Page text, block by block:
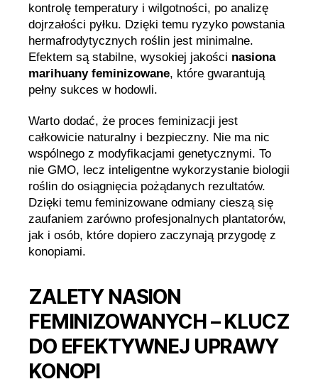
kontrolę temperatury i wilgotności, po analizę
dojrzałości pyłku. Dzięki temu ryzyko powstania
hermafrodytycznych roślin jest minimalne.
Efektem są stabilne, wysokiej jakości nasiona
marihuany feminizowane, które gwarantują
pełny sukces w hodowli.
Warto dodać, że proces feminizacji jest
całkowicie naturalny i bezpieczny. Nie ma nic
wspólnego z modyfikacjami genetycznymi. To
nie GMO, lecz inteligentne wykorzystanie biologii
roślin do osiągnięcia pożądanych rezultatów.
Dzięki temu feminizowane odmiany cieszą się
zaufaniem zarówno profesjonalnych plantatorów,
jak i osób, które dopiero zaczynają przygodę z
konopiami.
ZALETY NASION
FEMINIZOWANYCH – KLUCZ
DO EFEKTYWNEJ UPRAWY
KONOPI